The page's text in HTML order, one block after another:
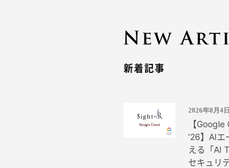
新着記事
2026年8月4日
【
’26】AI
える「AI
セキュリ